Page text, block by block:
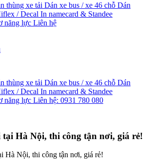
thùng xe tải Dán xe bus / xe 46 chỗ Dán
/ Decal In namecard & Standee
năng lực Liên hệ
thùng xe tải Dán xe bus / xe 46 chỗ Dán
/ Decal In namecard & Standee
năng lực Liên hệ: 0931 780 080
tại Hà Nội, thi công tận nơi, giá rẻ!